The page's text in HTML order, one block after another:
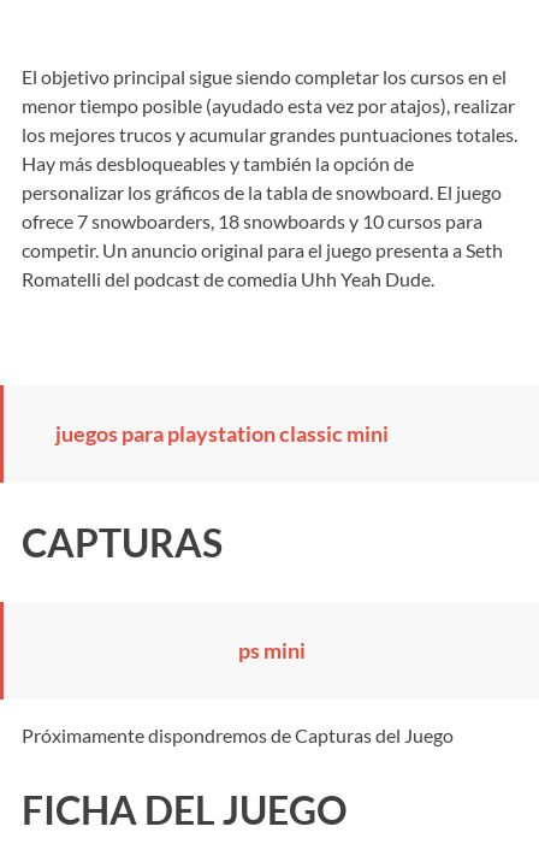
El objetivo principal sigue siendo completar los cursos en el
menor tiempo posible (ayudado esta vez por atajos), realizar
los mejores trucos y acumular grandes puntuaciones totales.
Hay más desbloqueables y también la opción de
personalizar los gráficos de la tabla de snowboard. El juego
ofrece 7 snowboarders, 18 snowboards y 10 cursos para
competir. Un anuncio original para el juego presenta a Seth
Romatelli del podcast de comedia Uhh Yeah Dude.
juegos para playstation classic mini
CAPTURAS
ps mini
Próximamente dispondremos de Capturas del Juego
FICHA DEL JUEGO